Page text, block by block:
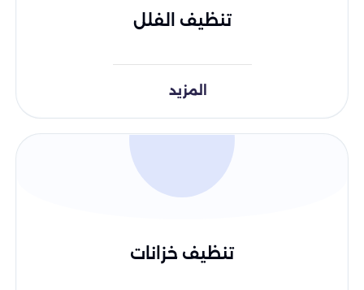
تنظيف الفلل
المزيد
تنظيف خزانات